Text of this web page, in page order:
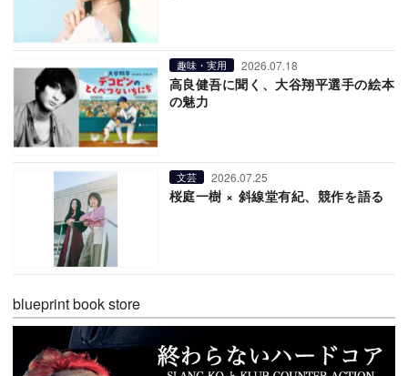
趣味・実用 2026.07.18
高良健吾に聞く、大谷翔平選手の絵本
の魅力
文芸 2026.07.25
桜庭一樹 × 斜線堂有紀、競作を語る
blueprint book store